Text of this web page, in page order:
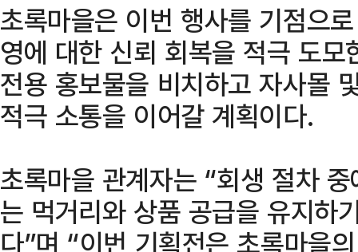
초록마을은 이번 행사를 기점으
영에 대한 신뢰 회복을 적극 도
전용 홍보물을 비치하고 자사몰
적극 소통을 이어갈 계획이다.
초록마을 관계자는 “회생 절차
는 먹거리와 상품 공급을 유지하
다”며 “이번 기획전은 초록마을